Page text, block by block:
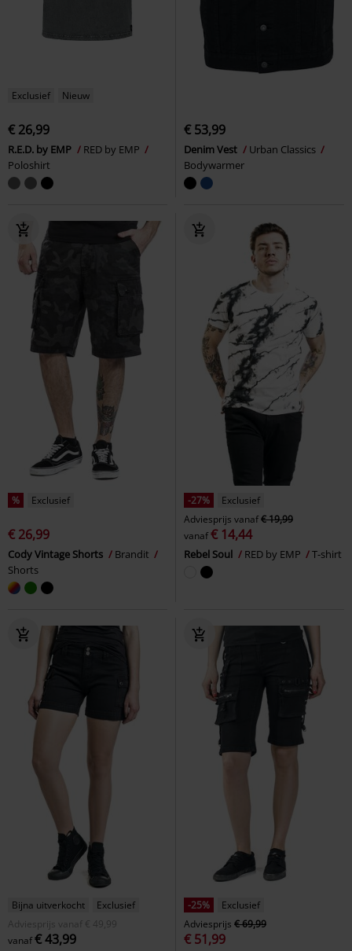
Exclusief Nieuw
€ 26,99
R.E.D. by EMP
RED by EMP
Poloshirt
€ 53,99
Denim Vest
Urban Classics
Bodywarmer
% Exclusief
€ 26,99
Cody Vintage Shorts
Brandit
Shorts
-27%
Exclusief
Adviesprijs vanaf€ 19,99
vanaf€ 14,44
Rebel Soul RED by EMP T-shirt
Bijna uitverkocht
Exclusief
Adviesprijs
vanaf € 49,99
vanaf€ 43,99
-25%
Exclusief
Adviesprijs € 69,99
€ 51,99